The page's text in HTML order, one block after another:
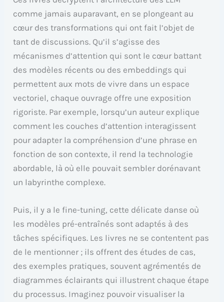
comme jamais auparavant, en se plongeant au
cœur des transformations qui ont fait l’objet de
tant de discussions. Qu’il s’agisse des
mécanismes d’attention qui sont le cœur battant
des modèles récents ou des embeddings qui
permettent aux mots de vivre dans un espace
vectoriel, chaque ouvrage offre une exposition
rigoriste. Par exemple, lorsqu’un auteur explique
comment les couches d’attention interagissent
pour adapter la compréhension d’une phrase en
fonction de son contexte, il rend la technologie
abordable, là où elle pouvait sembler dorénavant
un labyrinthe complexe.
Puis, il y a le fine-tuning, cette délicate danse où
les modèles pré-entraînés sont adaptés à des
tâches spécifiques. Les livres ne se contentent pas
de le mentionner ; ils offrent des études de cas,
des exemples pratiques, souvent agrémentés de
diagrammes éclairants qui illustrent chaque étape
du processus. Imaginez pouvoir visualiser la